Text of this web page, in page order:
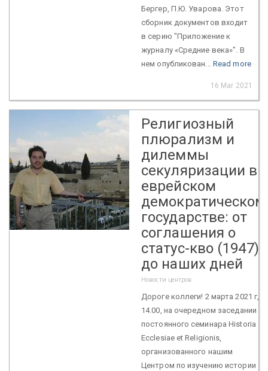
Бергер, П.Ю. Уварова. Этот
сборник документов входит
в серию "Приложение к
журналу «Средние века»". В
нем опубликован... Read more
16 Mar 2021
Религиозный
плюрализм и
дилеммы
секуляризации в
еврейском
демократическом
государстве: от
соглашения о
статус-кво (1947)
до наших дней
Новости центров
Дороге коллеги! 2 марта 2021 г, в
14.00, на очередном заседании
постоянного семинара Historia
Ecclesiae et Religionis,
организованного нашим
Центром по изучению истории